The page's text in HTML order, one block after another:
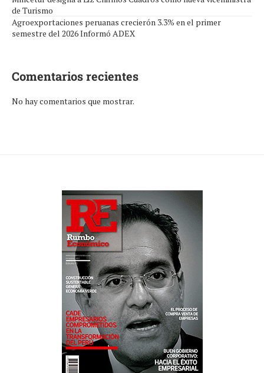
de Turismo
Agroexportaciones peruanas crecierón 3.3% en el primer
semestre del 2026 Informó ADEX
Comentarios recientes
No hay comentarios que mostrar.